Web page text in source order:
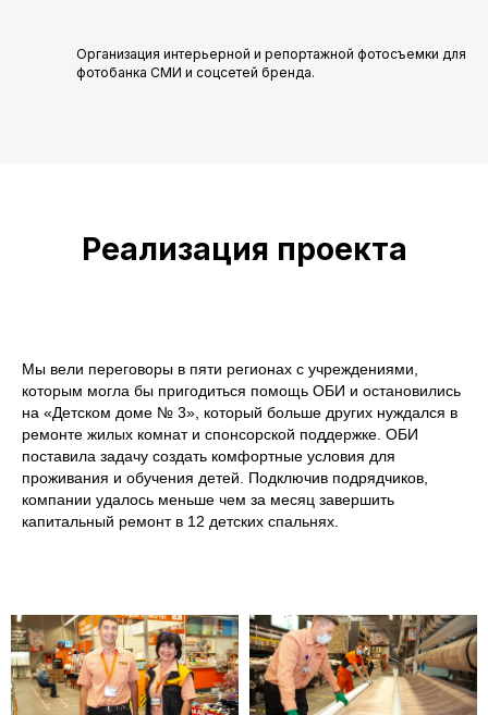
Организация интерьерной и репортажной фотосъемки для
фотобанка СМИ и соцсетей бренда.
Реализация проекта
Мы вели переговоры в пяти регионах с учреждениями,
которым могла бы пригодиться помощь ОБИ и остановились
на «Детском доме № 3», который больше других нуждался в
ремонте жилых комнат и спонсорской поддержке. ОБИ
поставила задачу создать комфортные условия для
проживания и обучения детей. Подключив подрядчиков,
компании удалось меньше чем за месяц завершить
капитальный ремонт в 12 детских спальнях.